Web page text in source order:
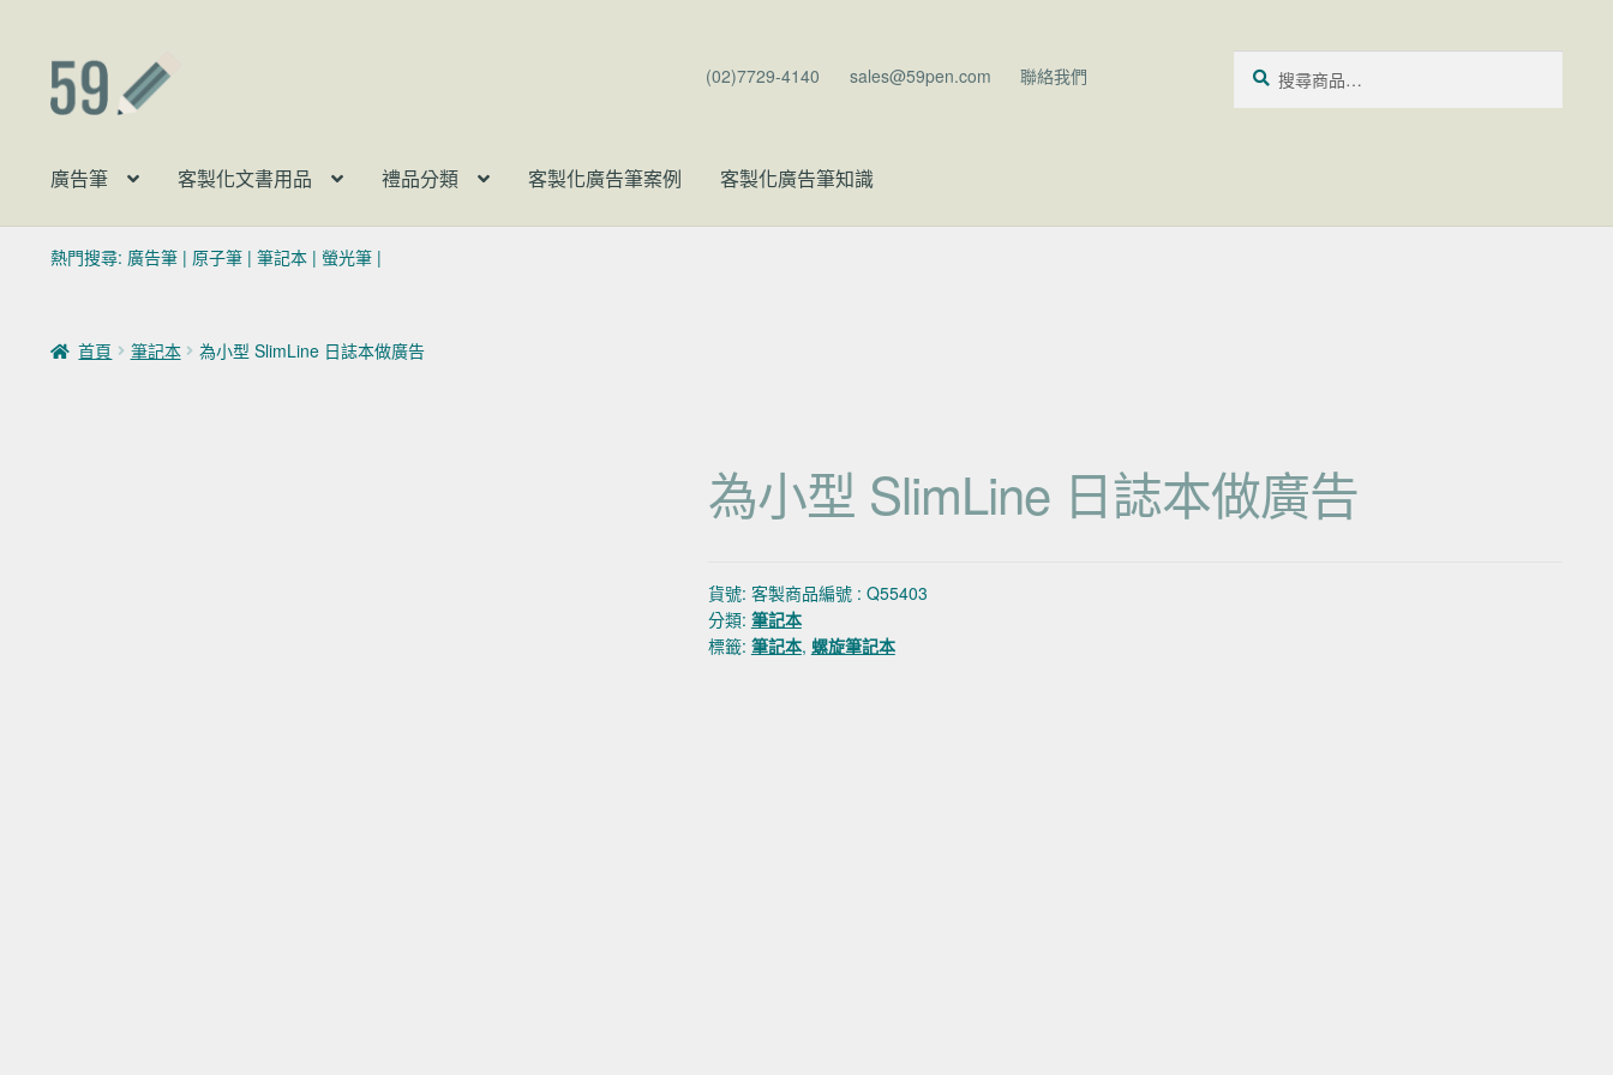
跳至導覽列
跳至主要內容 (02)7729-4140 sales@59pen.com 聯絡我們
廣告筆 客製化文書用品 禮品分類 客製化廣告筆案例 客製化廣告筆知識
熱門搜尋: 廣告筆| 原子筆| 筆記本| 螢光筆|
首頁 筆記本 為小型 SlimLine 日誌本做廣告
為小型 SlimLine 日誌本做廣告
貨號: 客製商品編號 : Q55403
分類: 筆記本
標籤: 筆記本, 螺旋筆記本